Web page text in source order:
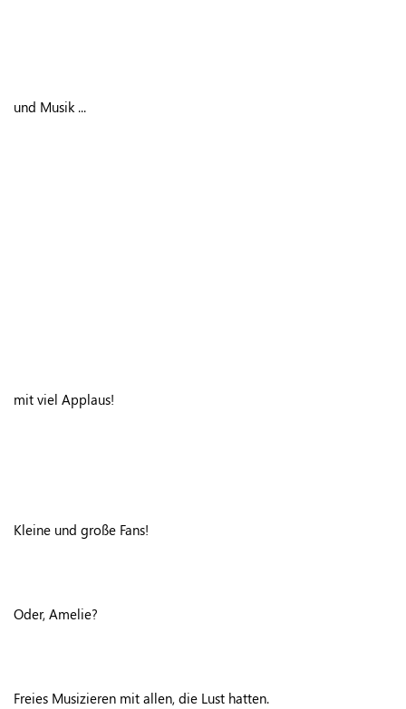
und Musik ...
mit viel Applaus!
Kleine und große Fans!
Oder, Amelie?
Freies Musizieren mit allen, die Lust hatten.